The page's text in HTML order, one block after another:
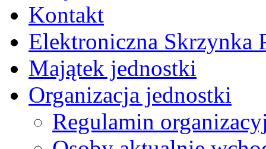
Kontakt
Elektroniczna Skrzynka
Majątek jednostki
Organizacja jednostki
Regulamin